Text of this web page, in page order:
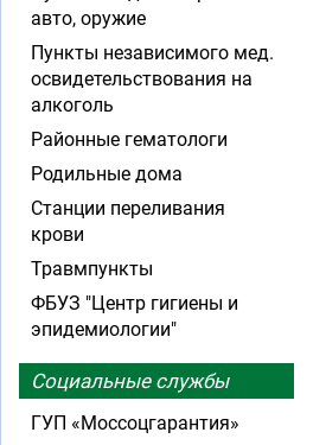
авто, оружие
Пункты независимого мед.
освидетельствования на
алкоголь
Районные гематологи
Родильные дома
Станции переливания
крови
Травмпункты
ФБУЗ "Центр гигиены и
эпидемиологии"
Социальные службы
ГУП «Моссоцгарантия»